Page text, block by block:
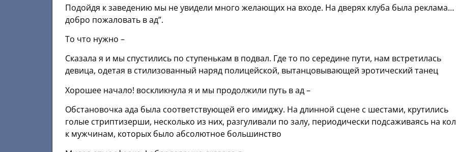
Подойдя к заведению мы не увидели много желающих на входе. На дверях клуба была реклама…
добро пожаловать в ад”.
То что нужно –
Сказала я и мы спустились по ступенькам в подвал. Где то по середине пути, нам встретилась
девица, одетая в стилизованный наряд полицейской, вытанцовывающей эротический танец
Хорошее начало! воскликнула я и мы продолжили путь в ад –
Обстановочка ада была соответствующей его имиджу. На длинной сцене с шестами, крутились
голые стриптизерши, несколько из них, разгуливали по залу, периодически подсаживаясь на
к мужчинам, которых было абсолютное большинство